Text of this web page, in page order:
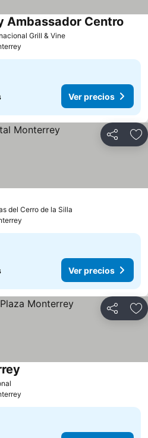
Grill & VineVer precios
Ambassador Centro
Ver precios
Compartir
del Cerro de la Silla
Ver precios
Compartir